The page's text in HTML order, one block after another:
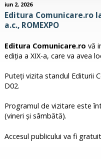
iun 2, 2026
Editura Comunicare.ro
a.c., ROMEXPO
Editura Comunicare.ro vă
ediţia a XIX-a, care va avea
Puteţi vizita standul Editurii
D02.
Programul de vizitare este
(vineri și sâmbătă).
Accesul publicului va fi